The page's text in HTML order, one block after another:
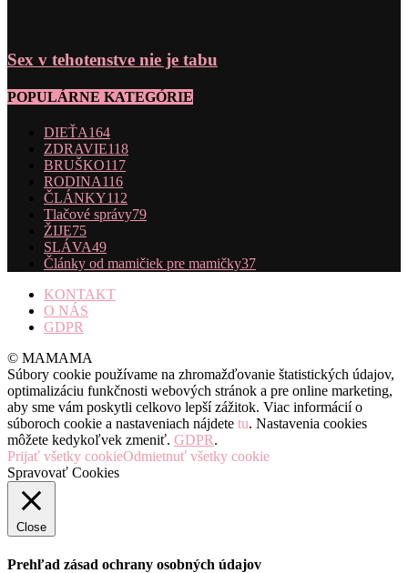
Sex v tehotenstve nie je tabu
POPULÁRNE KATEGÓRIE
DIEŤA164
ZDRAVIE118
BRUŠKO117
RODINA116
ČLÁNKY112
Tlačové správy79
ŽIJE75
SLÁVA49
Články od mamičiek pre mamičky37
KONTAKT
O NÁS
GDPR
© MAMAMA
Súbory cookie používame na zhromažďovanie štatistických údajov,
optimalizáciu funkčnosti webových stránok a pre online marketing,
aby sme vám poskytli celkovo lepší zážitok. Viac informácií o
súboroch cookie a nastaveniach nájdete tu. Nastavenia cookies
môžete kedykoľvek zmeniť. GDPR.
Prijať všetky cookieOdmietnuť všetky cookie
Spravovať Cookies
Close
Prehľad zásad ochrany osobných údajov